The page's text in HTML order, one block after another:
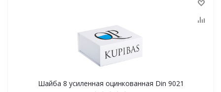
Шайба 8 усиленная оцинкованная Din 9021